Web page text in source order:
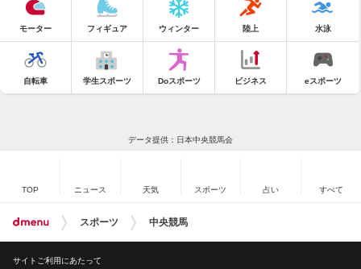
モーター フィギュア ウィンター 陸上 水泳
自転車 学生スポーツ Doスポーツ ビジネス eスポーツ
データ提供：日本中央競馬会
TOP ニュース 天気 スポーツ 占い すべて
スポーツ 中央競馬
サイトご利用にあたって